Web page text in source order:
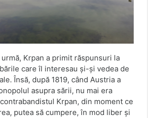
Krpan a primit răspunsuri la
care îl interesau și-și vedea de
Însă, după 1819, când Austria a
asupra sării, nu mai era
Krpan, din moment ce
putea să cumpere, în mod liber și